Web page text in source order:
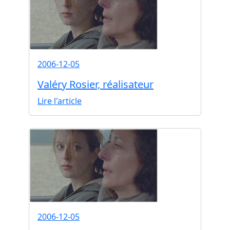
2006-12-05
Valéry Rosier, réalisateur
Lire l'article
2006-12-05